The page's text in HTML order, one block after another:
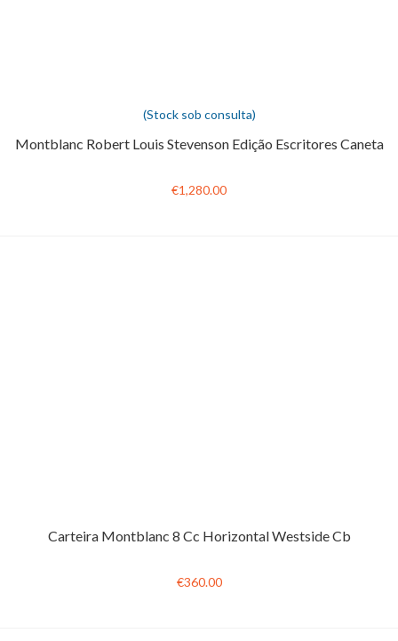
(Stock sob consulta)
Montblanc Robert Louis Stevenson Edição Escritores Caneta
€1,280.00
Carteira Montblanc 8 Cc Horizontal Westside Cb
€360.00